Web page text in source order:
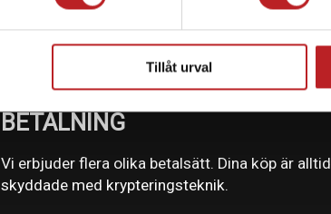
Tillåt urval
BETALNING
Vi erbjuder flera olika betalsätt. Dina köp är alltid
skyddade med krypteringsteknik.